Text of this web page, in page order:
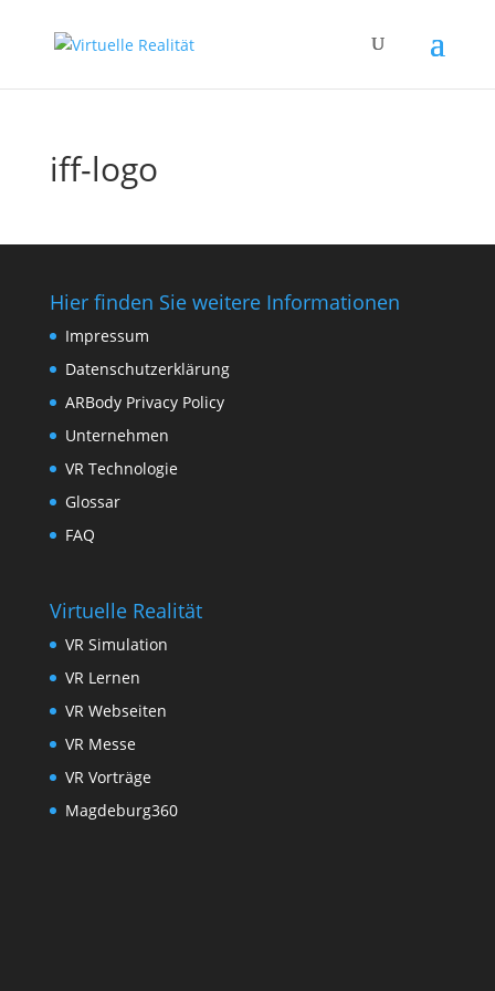
iff-logo
Hier finden Sie weitere Informationen
Impressum
Datenschutzerklärung
ARBody Privacy Policy
Unternehmen
VR Technologie
Glossar
FAQ
Virtuelle Realität
VR Simulation
VR Lernen
VR Webseiten
VR Messe
VR Vorträge
Magdeburg360